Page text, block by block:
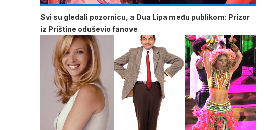
Svi su gledali pozornicu, a Dua Lipa među publikom: Prizor
iz Prištine oduševio fanove